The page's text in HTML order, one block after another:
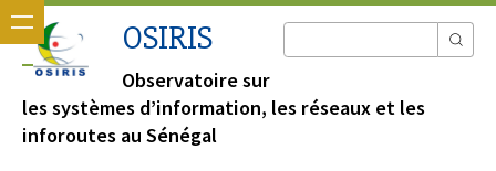
OSIRIS
Observatoire sur
les systèmes d’information, les réseaux et les
inforoutes au Sénégal